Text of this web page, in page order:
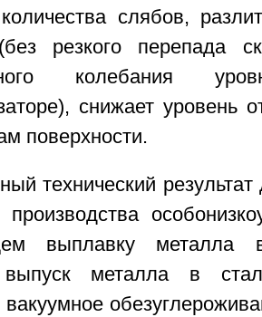
слябов,
резкого перепада
колебания
снижает уровень
поверхности.
технический результат
выплавку металла
выпуск металла в
вакуумное